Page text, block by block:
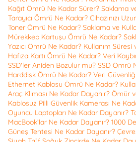
Kağıt Ömrü Ne Kadar Sürer? Saklama
Tarayıcı Ömrü Ne Kadar? Cihazınızı
Toner Ömrü Ne Kadar? Saklama ve
Mürekkep Kartuşu Ömrü Ne Kadar?
Yazıcı Ömrü Ne Kadar? Kullanım Süresi
Hafıza Kartı Ömrü Ne Kadar? Veri
SSD'ler Aniden Bozulur mu? SSD Ömrü
Harddisk Ömrü Ne Kadar? Veri
Ethernet Kablosu Ömrü Ne Kadar?
Araç Kliması Ne Kadar Dayanır? Ömür
Kablosuz Pilli Güvenlik Kamerası Ne
Oyuncu Laptopları Ne Kadar Dayanır?
MacBook’lar Ne Kadar Dayanır? 1000
Güneş Tentesi Ne Kadar Dayanır?